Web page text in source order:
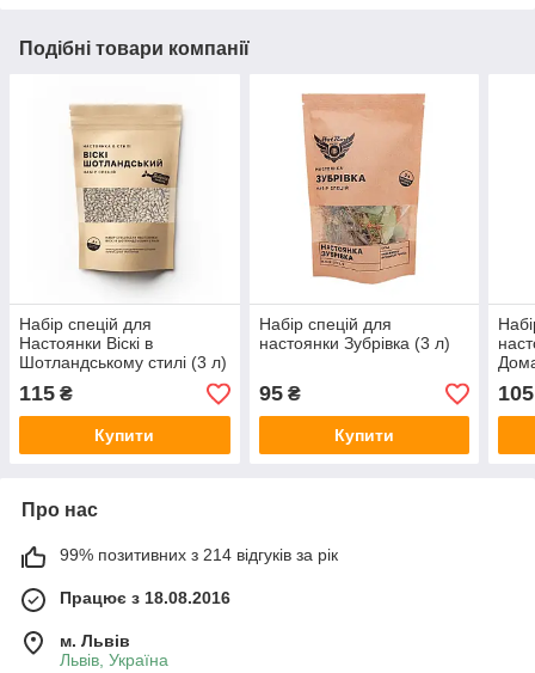
Подібні товари компанії
Набір спецій для
Настоянки Віскі в
Шотландському стилі (3 л)
115 ₴
Купити
Набір спецій для
настоянки Зубрівка (3 л)
95₴
Купити
105
Про нас
99% позитивних з 214 відгуків за рік
Працює з 18.08.2016
м. Львів
Львів, Україна